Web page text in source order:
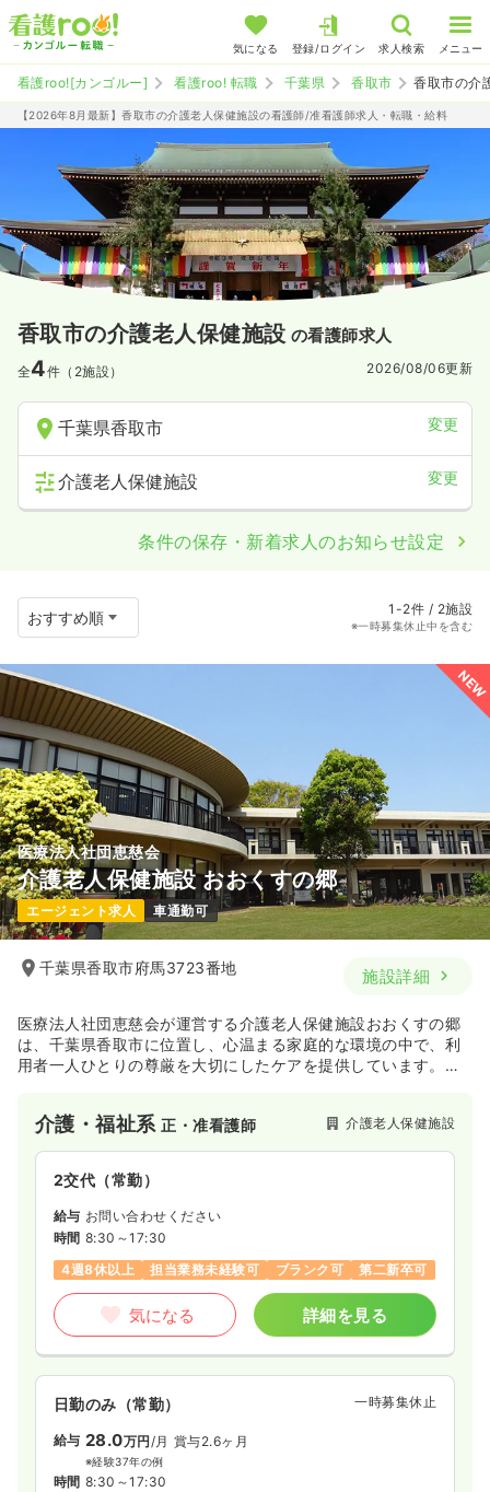
気になる 登録/ログイン 求人検索 メニュー
看護roo![カンゴルー] 看護roo! 転職 千葉県 香取市 香取市の介
【2026年8月最新】香取市の介護老人保健施設の看護師/准看護師求人・転職・給料
香取市の介護老人保健施設 の看護師求人
全4件（2施設） 2026/08/06更新
千葉県香取市 変更
介護老人保健施設 変更
条件の保存・新着求人のお知らせ設定
1-2件 / 2施設
※一時募集休止中を含む
NEW
医療法人社団恵慈会
介護老人保健施設 おおくすの郷
エージェント求人 車通勤可
千葉県香取市府馬3723番地 施設詳細
医療法人社団恵慈会が運営する介護老人保健施設おおくすの郷
は、千葉県香取市に位置し、心温まる家庭的な環境の中で、利
用者一人ひとりの尊厳を大切にしたケアを提供しています。明
ったりとした気持ちで過ごせるよう努めています。
介護・福祉系正・准看護師 介護老人保健施設
2交代（常勤）
給与 お問い合わせください
時間 8:30～17:30
4週8休以上
担当業務未経験可 ブランク可 第二新卒可
気になる 詳細を見る
日勤のみ（常勤） 一時募集休止
給与 28.0万円/月 賞与2.6ヶ月
※経験37年の例
時間 8:30～17:30